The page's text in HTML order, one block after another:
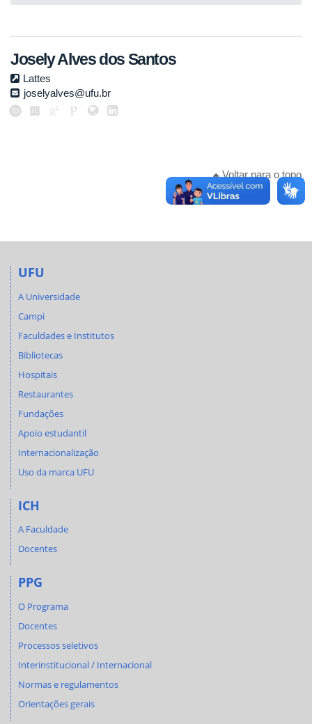
Josely Alves dos Santos
Lattes
joselyalves@ufu.br
Voltar para o topo
UFU
A Universidade
Campi
Faculdades e Institutos
Bibliotecas
Hospitais
Restaurantes
Fundações
Apoio estudantil
Internacionalização
Uso da marca UFU
ICH
A Faculdade
Docentes
PPG
O Programa
Docentes
Processos seletivos
Interinstitucional / Internacional
Normas e regulamentos
Orientações gerais